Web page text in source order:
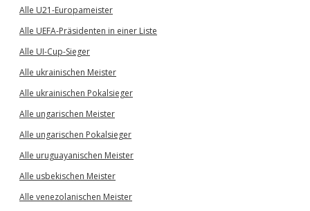
Alle U21-Europameister
Alle UEFA-Präsidenten in einer Liste
Alle UI-Cup-Sieger
Alle ukrainischen Meister
Alle ukrainischen Pokalsieger
Alle ungarischen Meister
Alle ungarischen Pokalsieger
Alle uruguayanischen Meister
Alle usbekischen Meister
Alle venezolanischen Meister